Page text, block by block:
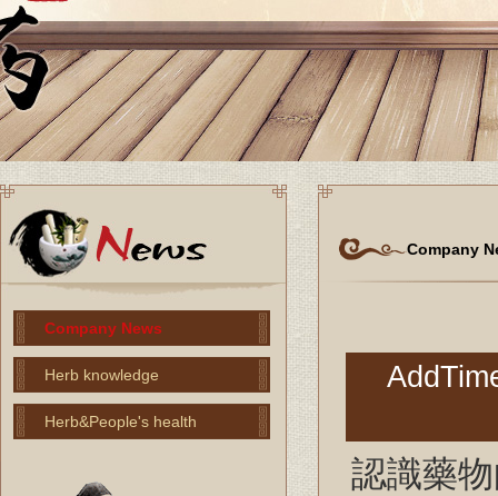
Company News
Herb knowledge
Herb&People's health
Company
認識藥